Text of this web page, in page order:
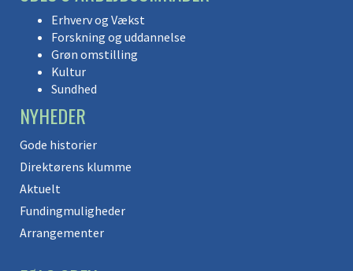
Erhverv og Vækst
Forskning og uddannelse
Grøn omstilling
Kultur
Sundhed
NYHEDER
Gode historier
Direktørens klumme
Aktuelt
Fundingmuligheder
Arrangementer